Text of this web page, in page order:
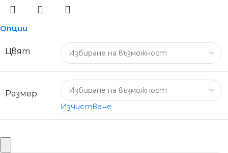
Опции
Цвят
Размер
Изчистване
-